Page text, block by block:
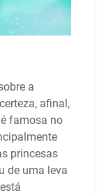
a
afinal,
famosa no
princesas
de uma leva